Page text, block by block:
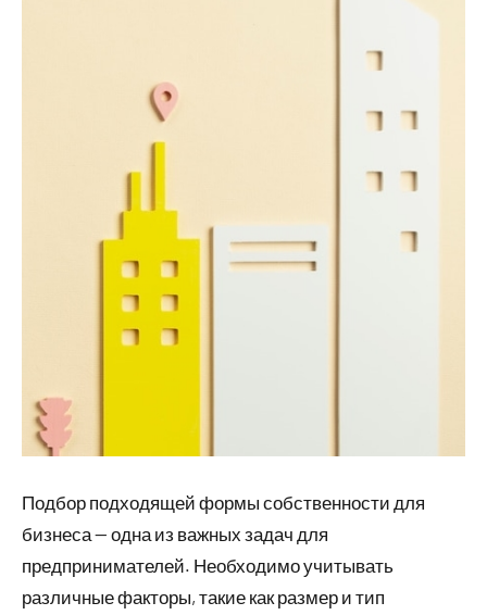
Подбор подходящей формы собственности для
бизнеса — одна из важных задач для
предпринимателей. Необходимо учитывать
различные факторы, такие как размер и тип